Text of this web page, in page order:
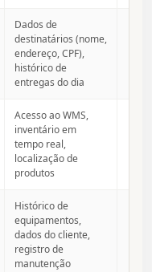
Dados de
destinatários (nome,
endereço, CPF),
histórico de
entregas do dia
Acesso ao WMS,
inventário em
tempo real,
localização de
produtos
Histórico de
equipamentos,
dados do cliente,
registro de
manutenção